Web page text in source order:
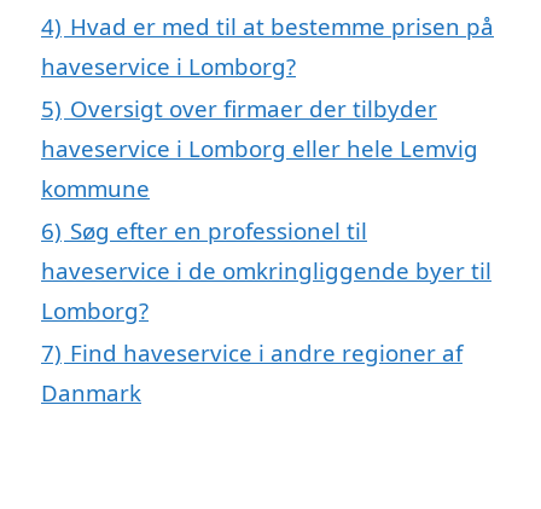
4) Hvad er med til at bestemme prisen på
haveservice i Lomborg?
5) Oversigt over firmaer der tilbyder
haveservice i Lomborg eller hele Lemvig
kommune
6) Søg efter en professionel til
haveservice i de omkringliggende byer til
Lomborg?
7) Find haveservice i andre regioner af
Danmark